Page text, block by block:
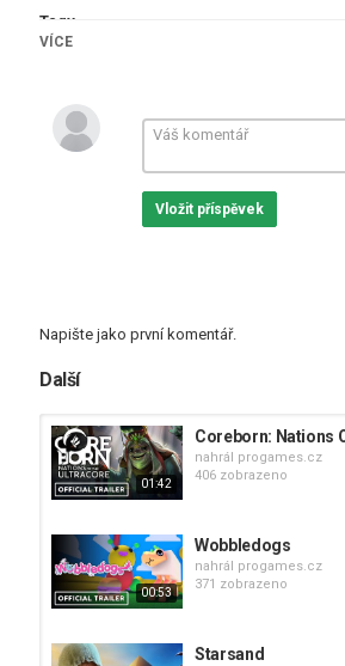
Tagy
Action
VÍCE
Vložit příspěvek
Napište jako první komentář.
Další
01:42
Coreborn: Nations
nahrál progames.cz
406 zobrazeno
00:53
Wobbledogs
nahrál progames.cz
371 zobrazeno
Starsand